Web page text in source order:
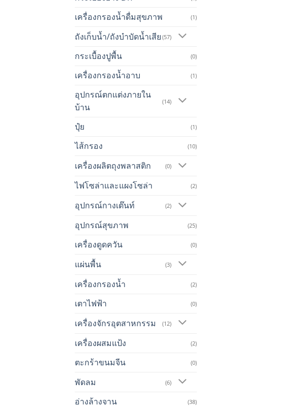
เครื่องกรองน้ำดื่มสุขภาพ (1)
ถังเก็บน้ำ/ถังบำบัดน้ำเสีย (57)
กระเบื้องปูพื้น (0)
เครื่องกรองน้ำอาบ (1)
อุปกรณ์ตกแต่งภายใน
บ้าน
(14)
ปุ๋ย (1)
ไส้กรอง (10)
เครื่องผลิตถุงพลาสติก (0)
ไฟโซล่าและแผงโซล่า (2)
อุปกรณ์กางเต๊นท์ (2)
อุปกรณ์สุขภาพ (25)
เครื่องดูดควัน (0)
แผ่นพื้น (3)
เครื่องกรองน้ำ (2)
เตาไฟฟ้า (0)
เครื่องจักรอุตสาหกรรม (12)
เครื่องผสมแป้ง (2)
ตะกร้าขนมจีน (0)
พัดลม (6)
อ่างล้างจาน (38)